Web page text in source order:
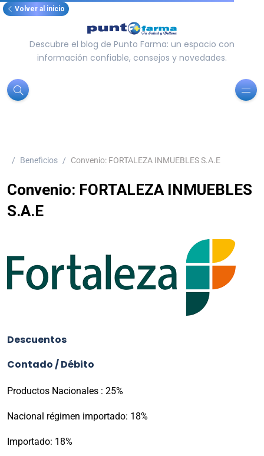
Volver al inicio
Descubre el blog de Punto Farma: un espacio con
información confiable, consejos y novedades.
Beneficios Convenio: FORTALEZA INMUEBLES S.A.E
Convenio: FORTALEZA INMUEBLES
S.A.E
Descuentos
Contado / Débito
Productos Nacionales : 25%
Nacional régimen importado: 18%
Importado: 18%